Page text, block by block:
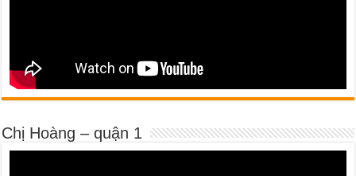
Chị Hoàng – quận 1